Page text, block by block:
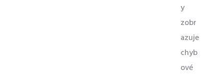
y
zobr
azuje
chyb
ové